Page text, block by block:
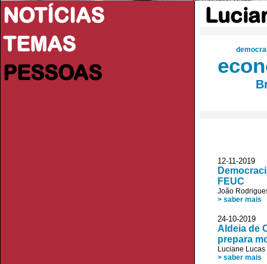
NOTÍCIAS
TEMAS
PESSOAS
12-11-2019
FEUC
João
> saber mais
24-10-
Aldeia de
prepara
Luciane
> saber mais